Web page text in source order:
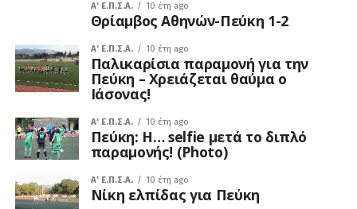
A' Ε.Π.Σ.Α. 10 έτη ago
Θρίαμβος Αθηνών-Πεύκη 1-2
A' Ε.Π.Σ.Α. 10 έτη ago
Παλικαρίσια παραμονή για την
Πεύκη – Χρειάζεται θαύμα ο
Ιάσονας!
A' Ε.Π.Σ.Α. 10 έτη ago
Πεύκη: Η… selfie μετά το διπλό
παραμονής! (Photo)
A' Ε.Π.Σ.Α. 10 έτη ago
Νίκη ελπίδας για Πεύκη